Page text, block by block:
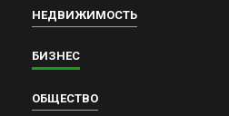
НЕДВИЖИМОСТЬ
БИЗНЕС
ОБЩЕСТВО